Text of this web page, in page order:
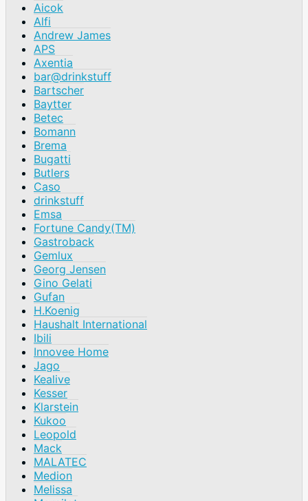
Aicok
Alfi
Andrew James
APS
Axentia
bar@drinkstuff
Bartscher
Baytter
Betec
Bomann
Brema
Bugatti
Butlers
Caso
drinkstuff
Emsa
Fortune Candy(TM)
Gastroback
Gemlux
Georg Jensen
Gino Gelati
Gufan
H.Koenig
Haushalt International
Ibili
Innovee Home
Jago
Kealive
Kesser
Klarstein
Kukoo
Leopold
Mack
MALATEC
Medion
Melissa